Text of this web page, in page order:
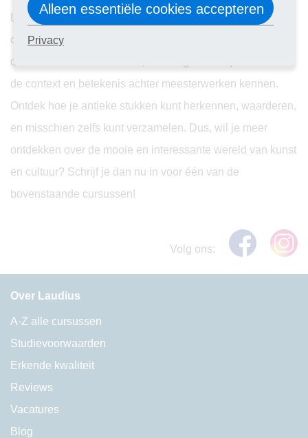
Liefhebbers van kunst en esthetiek zullen genieten van de
cursussenKunst en Antiek
de wereld van kunstenaars, stromingen en stijlen en leer
de context en betekenis achter meesterwerken kennen.
Ontdek hoe je antieke stukken kunt herkennen, waarderen,
en misschien zelfs kunt verzamelen. Dus, wil je meer
ontdekken over de mooie en interessante wereld van kunst
en cultuur? Schrijf je dan nu in voor één van de
bovenstaande cursussen!
Volg ons:
Over Laudius
A-Z alle cursussen
Studievoorwaarden
Erkende kwaliteit
Reviews
Vacatures
Blog
Alleen essentiële cookies accepteren
Privacy